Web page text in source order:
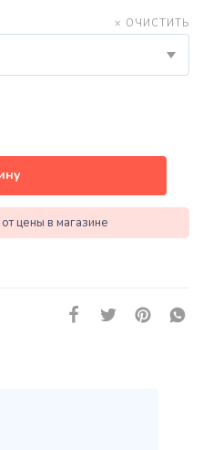
× ОЧИСТИТЬ
цены в магазине